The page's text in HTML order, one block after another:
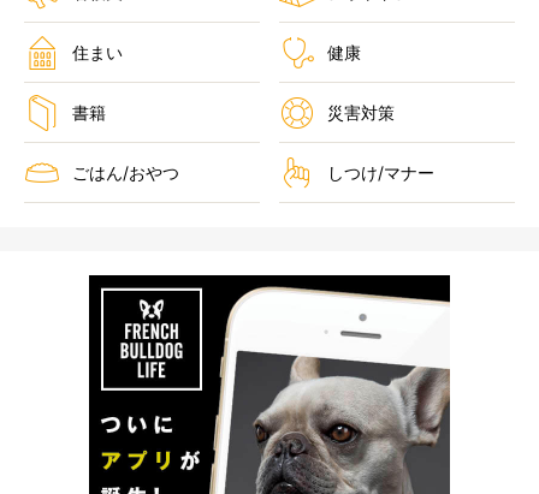
住まい 健康
書籍 災害対策
ごはん/おやつ しつけ/マナー